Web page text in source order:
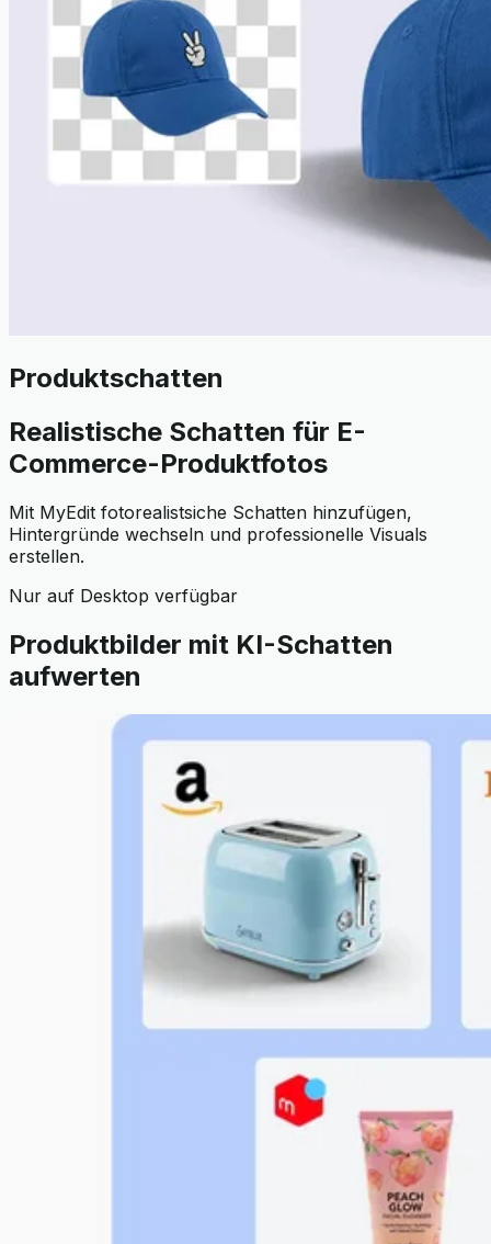
Produktschatten
Realistische Schatten für E-
Commerce-Produktfotos
Mit MyEdit fotorealistsiche Schatten hinzufügen,
Hintergründe wechseln und professionelle Visuals
erstellen.
Nur auf Desktop verfügbar
Produktbilder mit KI-Schatten
aufwerten